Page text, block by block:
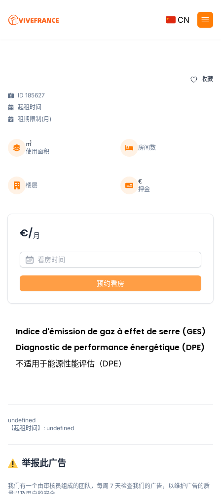
CN
收藏
ID 185627
起租时间
租期限制(月)
㎡
使用面积
房间数
楼层
€
押金
€/月
预约看房
Indice d'émission de gaz à effet de serre (GES)
Diagnostic de performance énergétique (DPE)
不适用于能源性能评估（DPE）
undefined
【起租时间】: undefined
举报此广告
我们有一个由审核员组成的团队，每周 7 天检查我们的广告，以维护广告的质